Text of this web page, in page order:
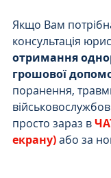
Якщо Вам
консультація
отримання
грошової
поранення,
просто зараз в
екрану) або за